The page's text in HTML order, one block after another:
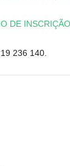
DE
236 140.